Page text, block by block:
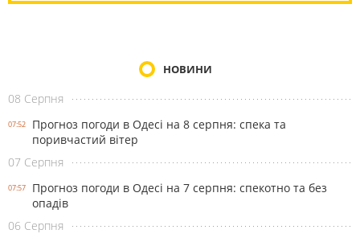
НОВИНИ
08 Серпня
07:52
Прогноз погоди в Одесі на 8 серпня: спека та
поривчастий вітер
07 Серпня
07:57
Прогноз погоди в Одесі на 7 серпня: спекотно та без
опадів
06 Серпня